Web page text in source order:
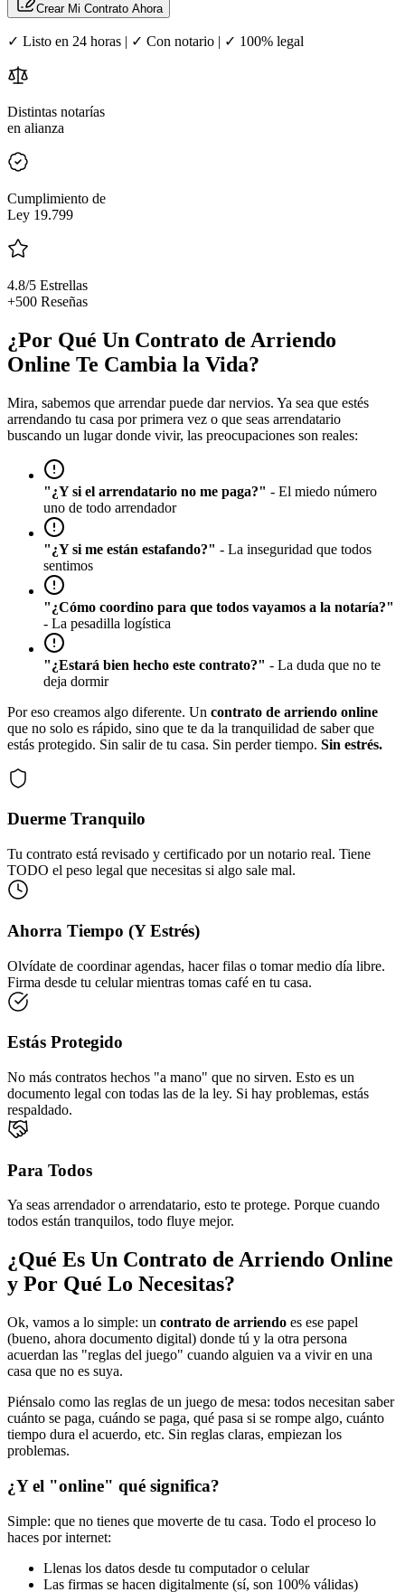
Crear Mi Contrato Ahora
✓ Listo en 24 horas | ✓ Con notario | ✓ 100% legal
Distintas notarías
en alianza
Cumplimiento de
Ley 19.799
4.8/5 Estrellas
+500 Reseñas
¿Por Qué Un Contrato de Arriendo
Online Te Cambia la Vida?
Mira, sabemos que arrendar puede dar nervios. Ya sea que estés
arrendando tu casa por primera vez o que seas arrendatario
buscando un lugar donde vivir, las preocupaciones son reales:
"¿Y si el arrendatario no me paga?" - El miedo número
uno de todo arrendador
"¿Y si me están estafando?" - La inseguridad que todos
sentimos
"¿Cómo coordino para que todos vayamos a la notaría?"
- La pesadilla logística
"¿Estará bien hecho este contrato?" - La duda que no te
deja dormir
Por eso creamos algo diferente. Un contrato de arriendo online
que no solo es rápido, sino que te da la tranquilidad de saber que
estás protegido. Sin salir de tu casa. Sin perder tiempo. Sin estrés.
Duerme Tranquilo
Tu contrato está revisado y certificado por un notario real. Tiene
TODO el peso legal que necesitas si algo sale mal.
Ahorra Tiempo (Y Estrés)
Olvídate de coordinar agendas, hacer filas o tomar medio día libre.
Firma desde tu celular mientras tomas café en tu casa.
Estás Protegido
No más contratos hechos "a mano" que no sirven. Esto es un
documento legal con todas las de la ley. Si hay problemas, estás
respaldado.
Para Todos
Ya seas arrendador o arrendatario, esto te protege. Porque cuando
todos están tranquilos, todo fluye mejor.
¿Qué Es Un Contrato de Arriendo Online
y Por Qué Lo Necesitas?
Ok, vamos a lo simple: un contrato de arriendo es ese papel
(bueno, ahora documento digital) donde tú y la otra persona
acuerdan las "reglas del juego" cuando alguien va a vivir en una
casa que no es suya.
Piénsalo como las reglas de un juego de mesa: todos necesitan saber
cuánto se paga, cuándo se paga, qué pasa si se rompe algo, cuánto
tiempo dura el acuerdo, etc. Sin reglas claras, empiezan los
problemas.
¿Y el "online" qué significa?
Simple: que no tienes que moverte de tu casa. Todo el proceso lo
haces por internet:
Llenas los datos desde tu computador o celular
Las firmas se hacen digitalmente (sí, son 100% válidas)